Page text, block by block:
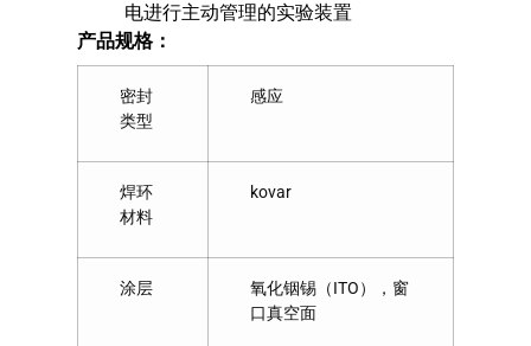
电进行主动管理的实验装置
产品规格：
密封
类型
感应
焊环
材料
kovar
涂层
氧化铟锡（ITO），窗
口真空面